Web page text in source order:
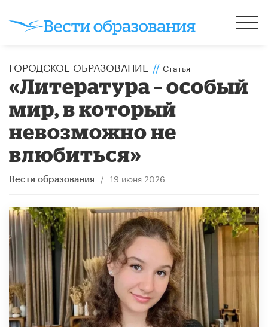
ГОРОДСКОЕ ОБРАЗОВАНИЕ // Статья
​«Литература – особый
мир, в который
невозможно не
влюбиться»
Вести образования / 19 июня 2026